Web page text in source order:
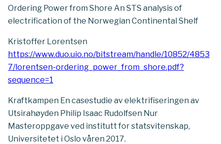
Ordering Power from Shore An STS analysis of
electrification of the Norwegian Continental Shelf
Kristoffer Lorentsen
https://www.duo.uio.no/bitstream/handle/10852/4853
7/lorentsen-ordering_power_from_shore.pdf?
sequence=1
Kraftkampen En casestudie av elektrifiseringen av
Utsirahøyden Philip Isaac Rudolfsen Nur
Masteroppgave ved institutt for statsvitenskap,
Universitetet i Oslo våren 2017.